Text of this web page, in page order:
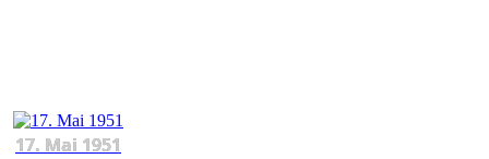
17. Mai 1951